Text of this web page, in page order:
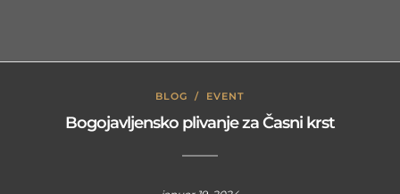
BLOG / EVENT
Bogojavljensko plivanje za Časni krst